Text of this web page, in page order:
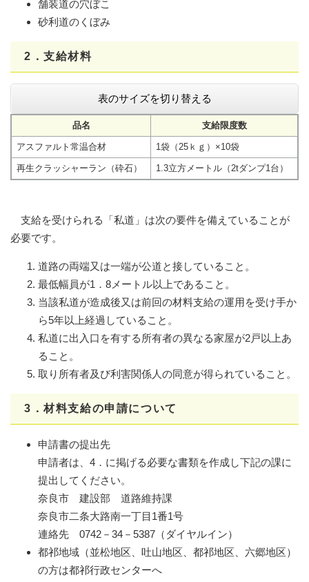
舗装道の穴ぼこ
砂利道のくぼみ
2．支給材料
表のサイズを切り替える
品名 支給限度数
アスファルト常温合材 1袋（25ｋｇ）×10袋
再生クラッシャーラン（砕石） 1.3立方メートル（2tダンプ1台）
支給を受けられる「私道」は次の要件を備えていることが
必要です。
道路の両端又は一端が公道と接していること。
最低幅員が1．8メートル以上であること。
当該私道が造成後又は前回の材料支給の運用を受け手か
ら5年以上経過していること。
私道に出入口を有する所有者の異なる家屋が2戸以上あ
ること。
取り所有者及び利害関係人の同意が得られていること。
3．材料支給の申請について
申請書の提出先
申請者は、4．に掲げる必要な書類を作成し下記の課に
提出してください。
奈良市 建設部 道路維持課
奈良市二条大路南一丁目1番1号
連絡先 0742－34－5387（ダイヤルイン）
都祁地域（並松地区、吐山地区、都祁地区、六郷地区）
の方は都祁行政センターへ